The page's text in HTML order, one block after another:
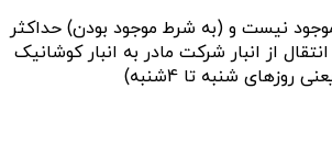
موجود نیست و (به شرط موجود بودن) حداکثر
از انبار شرکت مادر به انبار کوشانیک
روزهای شنبه تا 4شنبه)